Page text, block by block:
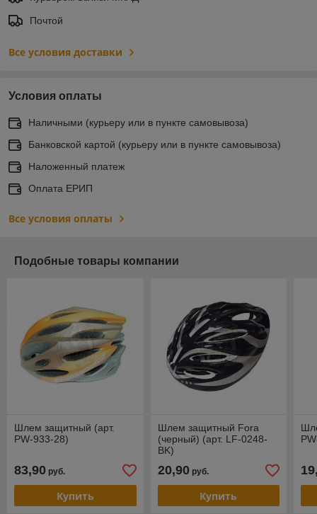
Почтой
Все условия доставки
Условия оплаты
Наличными (курьеру или в пункте самовывоза)
Банковской картой (курьеру или в пункте самовывоза)
Наложенный платеж
Оплата ЕРИП
Все условия оплаты
Подобные товары компании
Шлем защитный (арт.
PW-933-28)
83,90 руб.
Купить
Шлем защитный Fora
(черный) (арт. LF-0248-
BK)
20,90руб.
Купить